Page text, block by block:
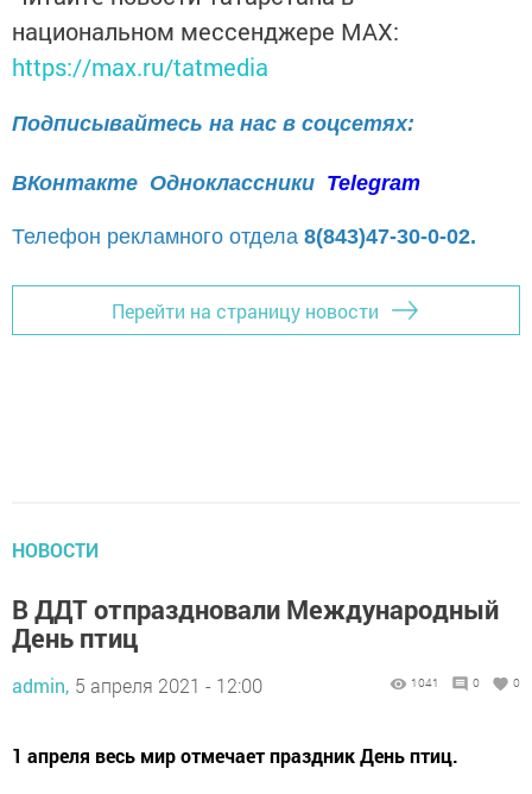
национальном мессенджере MАХ:
https://max.ru/tatmedia
Подписывайтесь на нас в соцсетях:
ВКонтакте Одноклассники Telegram
Телефон рекламного отдела 8(843)47-30-0-02.
Перейти на страницу новости
НОВОСТИ
В ДДТ отпраздновали Международный
День птиц
admin, 5 апреля 2021 - 12:00 1041 0 0
1 апреля весь мир отмечает праздник День птиц.